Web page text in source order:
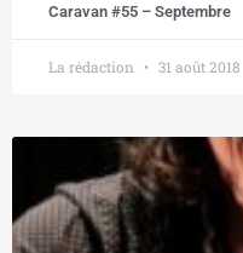
Caravan #55 – Septembre
La rédaction 31 août 2018